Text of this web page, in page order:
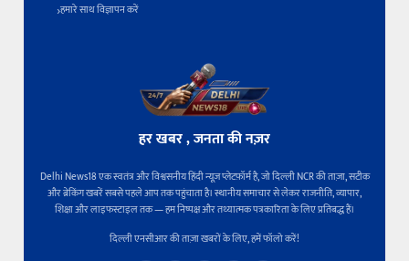
हमारे साथ विज्ञापन करें
हर खबर , जनता की नज़र
Delhi News18 एक स्वतंत्र और विश्वसनीय हिंदी न्यूज़ प्लेटफ़ॉर्म है, जो दिल्ली NCR की ताज़ा, सटीक
और ब्रेकिंग खबरें सबसे पहले आप तक पहुंचाता है। स्थानीय समाचार से लेकर राजनीति, व्यापार,
शिक्षा और लाइफस्टाइल तक — हम निष्पक्ष और तथ्यात्मक पत्रकारिता के लिए प्रतिबद्ध हैं।
दिल्ली एनसीआर की ताज़ा खबरों के लिए, हमें फॉलो करें!